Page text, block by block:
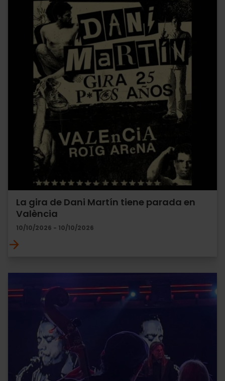
La gira de Dani Martín tiene parada en
València
10/10/2026 - 10/10/2026